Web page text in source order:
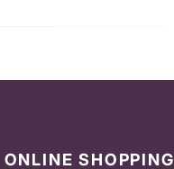
ONLINE SHOPPING